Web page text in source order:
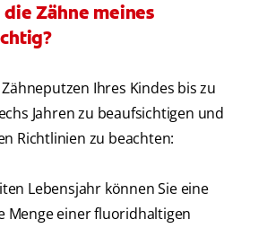
Zähne meines
Ihres Kindes bis zu
Jahren zu beaufsichtigen und
Richtlinien zu beachten:
Lebensjahr können Sie eine
Menge einer fluoridhaltigen